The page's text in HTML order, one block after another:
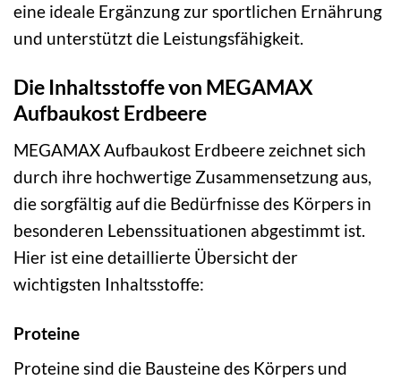
eine ideale Ergänzung zur sportlichen Ernährung
und unterstützt die Leistungsfähigkeit.
Die Inhaltsstoffe von MEGAMAX
Aufbaukost Erdbeere
MEGAMAX Aufbaukost Erdbeere zeichnet sich
durch ihre hochwertige Zusammensetzung aus,
die sorgfältig auf die Bedürfnisse des Körpers in
besonderen Lebenssituationen abgestimmt ist.
Hier ist eine detaillierte Übersicht der
wichtigsten Inhaltsstoffe:
Proteine
Proteine sind die Bausteine des Körpers und